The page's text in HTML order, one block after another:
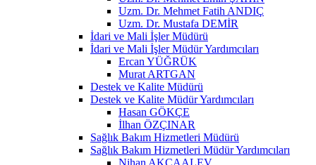
Uzm. Dr. Mehmet Fatih ANDIÇ
Uzm. Dr. Mustafa DEMİR
İdari ve Mali İşler Müdürü
İdari ve Mali İşler Müdür Yardımcıları
Ercan YÜĞRÜK
Murat ARTGAN
Destek ve Kalite Müdürü
Destek ve Kalite Müdür Yardımcıları
Hasan GÖKÇE
İlhan ÖZÇINAR
Sağlık Bakım Hizmetleri Müdürü
Sağlık Bakım Hizmetleri Müdür Yardımcıları
Nihan AKÇAALEV